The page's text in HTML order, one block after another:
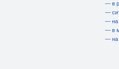
— в
—
— на
— в
— на